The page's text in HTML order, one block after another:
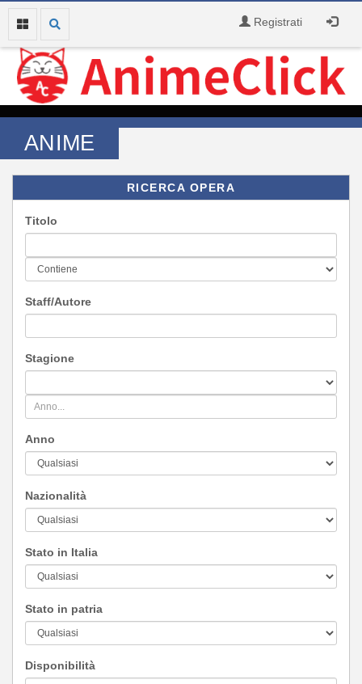
Registrati
ANIME
RICERCA OPERA
Titolo
Staff/Autore
Stagione
Anno
Nazionalità
Stato in Italia
Stato in patria
Disponibilità